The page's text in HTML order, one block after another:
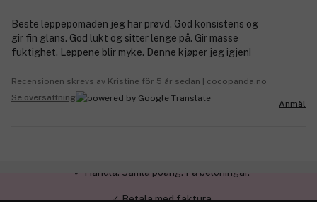
Beste leppepomaden jeg har prøvd. God konsistens og
gir fin glans. God lukt og sitter lenge på. Gir masse
fuktighet. Leppene blir myke. Denne kjøper jeg igjen!
Recensionen skrevs av Kristine för 5 år sedan | cocopanda.no
Se översättning
Anmäl